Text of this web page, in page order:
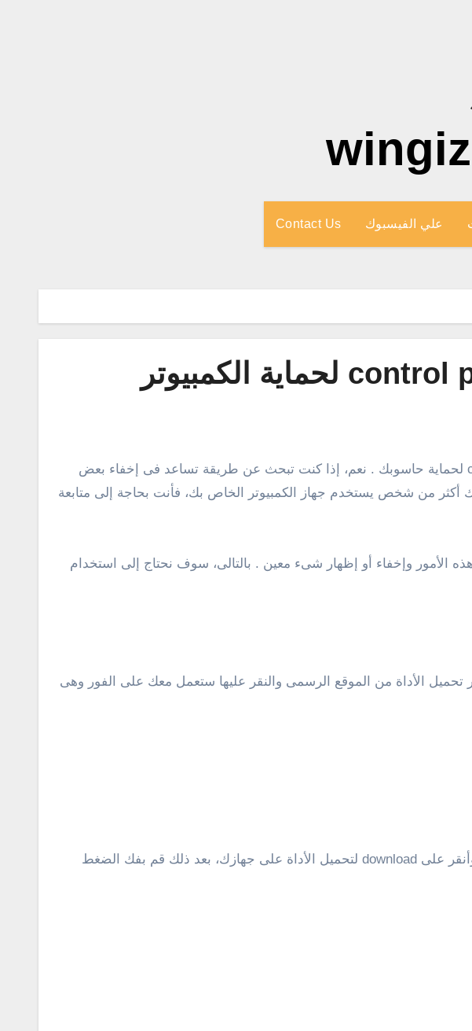
علي الفيسبوك Contact Us
أكثر من شخص يستخدم جهاز الكمبيوتر الخاص بك، فأنت بحاجة إلى متابعة
الأمور وإخفاء أو إظهار شىء معين . بالتالى، سوف نحتاج إلى استخدام
تحميل الأداة من الموقع الرسمى والنقر عليها ستعمل معك على الفور وهى
واسحب لاسفل وأنقر على download لتحميل الأداة على جهازك، بعد ذلك قم بفك الضغط